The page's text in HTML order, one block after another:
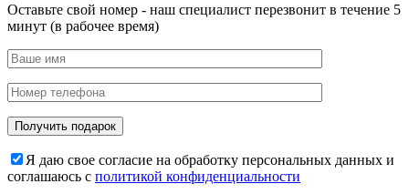
Оставьте свой номер - наш специалист перезвонит в течение 5
минут (в рабочее время)
Я даю свое согласие на обработку персональных данных и
соглашаюсь с политикой конфиденциальности